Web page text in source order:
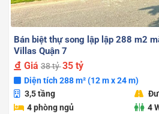
Bán biệt thự song lập lập 288 m2
Villas Quận 7
Giá38 tỷ35 tỷ
Diện tích 288 m² (12 m x 24 m)
3,5 tầng
4 phòng ngủ
4